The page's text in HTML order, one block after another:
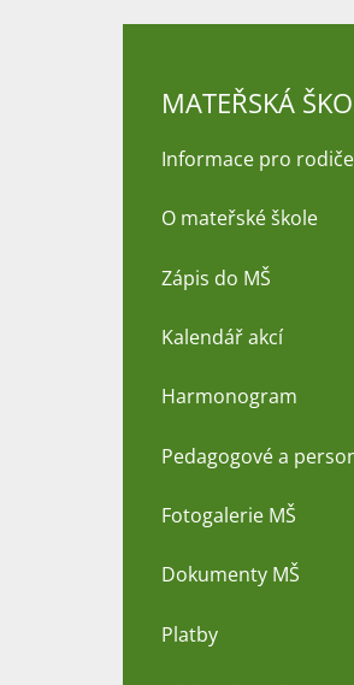
MATEŘSKÁ
Informace pro rodiče
O mateřské škole
Zápis do MŠ
Kalendář akcí
Harmonogram
Pedagogové a
Fotogalerie MŠ
Dokumenty MŠ
Platby